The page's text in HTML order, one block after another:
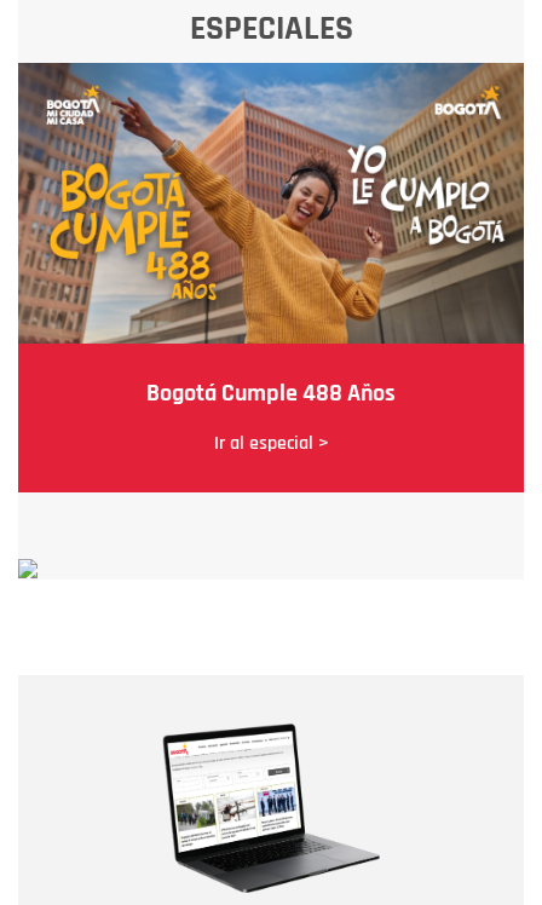
ESPECIALES
Bogotá Cumple 488 Años
Ir al especial >
Correo electrónico
Tipo de comentario